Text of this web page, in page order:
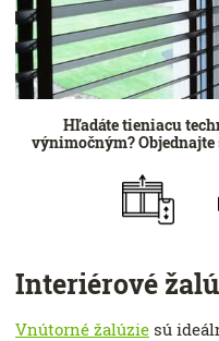
Hľadáte tieniacu
výnimočným?
Interiérové
Vnútorné žalúzie sú